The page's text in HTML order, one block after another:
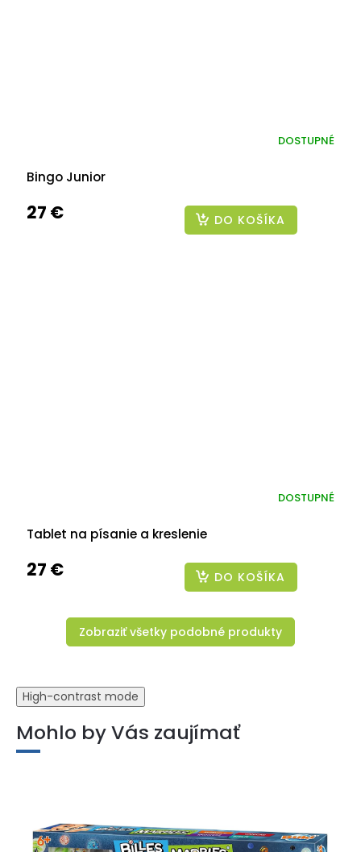
Bingo Junior
DOSTUPNÉ
27 € DO KOŠÍKA
Tablet na písanie a kreslenie
DOSTUPNÉ
27 € DO KOŠÍKA
Zobraziť všetky podobné produkty
High-contrast mode
Mohlo by Vás zaujímať